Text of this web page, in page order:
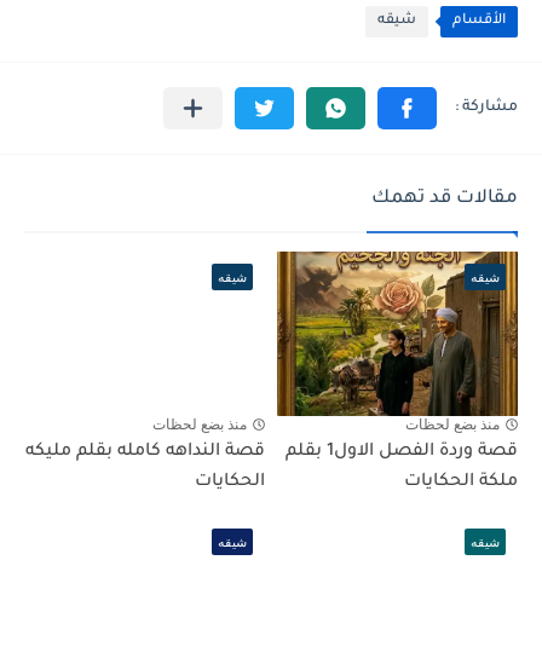
الأقسام شيقه
مقالات قد تهمك
شيقه
منذ بضع لحظات
قصة وردة الفصل الاول1 بقلم
ملكة الحكايات
شيقه
منذ بضع لحظات
قصة النداهه كامله بقلم مليكه
الحكايات
شيقه شيقه